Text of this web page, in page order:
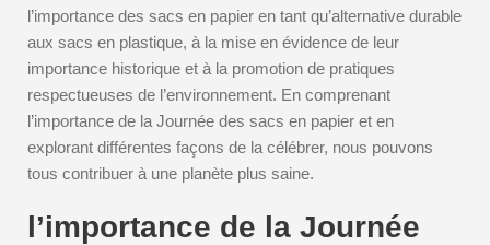
l’importance des sacs en papier en tant qu’alternative durable
aux sacs en plastique, à la mise en évidence de leur
importance historique et à la promotion de pratiques
respectueuses de l’environnement. En comprenant
l’importance de la Journée des sacs en papier et en
explorant différentes façons de la célébrer, nous pouvons
tous contribuer à une planète plus saine.
l’importance de la Journée